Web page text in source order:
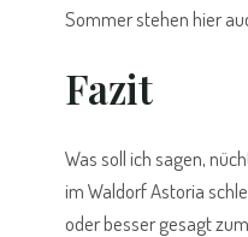
Sommer stehen hier
Fazit
Was soll ich sagen,
im Waldorf Astoria
oder besser gesagt